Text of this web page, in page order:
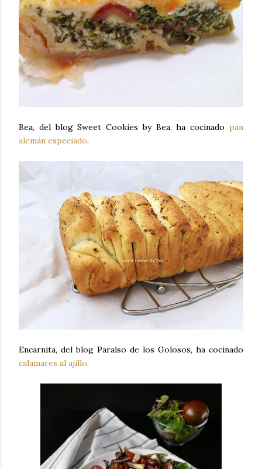
Bea, del blog Sweet Cookies by Bea, ha cocinado pan
alemán especiado.
Encarnita, del blog Paraíso de los Golosos, ha cocinado
calamares al ajillo.